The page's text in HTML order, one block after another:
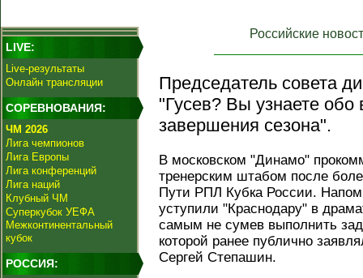
LIVE:
Live-результаты
Онлайн трансляции
СОРЕВНОВАНИЯ:
ЧМ 2026
Лига чемпионов
Лига Европы
Лига конференций
Лига наций
Клубный ЧМ
Суперкубок УЕФА
Межконтинентальный
кубок
РОССИЯ:
Российские
Председатель совета
"Гусев? Вы узнаете
завершения сезона".
В московском "Динамо"
тренерским штабом после
Пути РПЛ Кубка России.
уступили "Краснодару" в
самым не сумев выполнить
которой ранее публично
Сергей Степашин.